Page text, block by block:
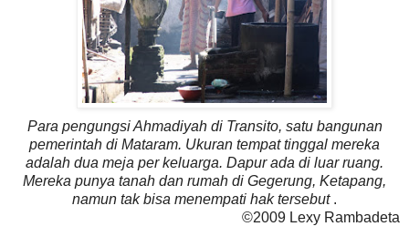
Para pengungsi Ahmadiyah di Transito, satu bangunan
pemerintah di Mataram. Ukuran tempat tinggal mereka
adalah dua meja per keluarga. Dapur ada di luar ruang.
Mereka punya tanah dan rumah di Gegerung, Ketapang,
namun tak bisa menempati hak tersebut .
©2009 Lexy Rambadeta